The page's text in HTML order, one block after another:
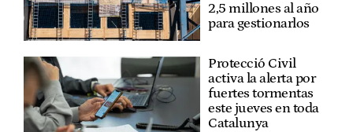
2,5 millones al año
para gestionarlos
Protecció Civil
activa la alerta por
fuertes tormentas
este jueves en toda
Catalunya